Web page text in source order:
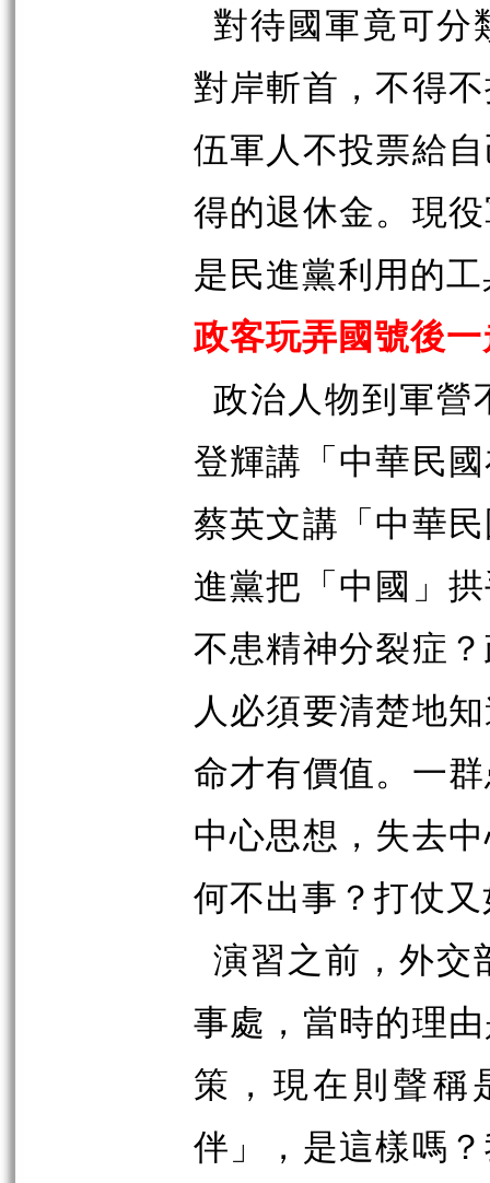
對待國軍竟可分
對岸斬首，不得
伍軍人不投票給
得的退休金。現
是民進黨利用的
政客玩弄國號後
政治人物到軍營
登輝講「中華民
蔡英文講「中華
進黨把「中國」
不患精神分裂症
人必須要清楚地
命才有價值。一
中心思想，失去
何不出事？打仗
演習之前，外交
事處，當時的理
策，現在則聲稱
伴」，是這樣嗎